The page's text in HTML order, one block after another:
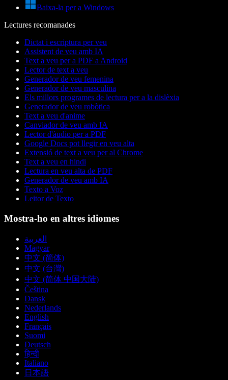
Baixa-la per a Windows
Lectures recomanades
Dictat i escriptura per veu
Assistent de veu amb IA
Text a veu per a PDF a Android
Lector de text a veu
Generador de veu femenina
Generador de veu masculina
Els millors programes de lectura per a la dislèxia
Generador de veu robòtica
Text a veu d'anime
Canviador de veu amb IA
Lector d'àudio per a PDF
Google Docs pot llegir en veu alta
Extensió de text a veu per al Chrome
Text a veu en hindi
Lectura en veu alta de PDF
Generador de veu amb IA
Texto a Voz
Leitor de Texto
Mostra-ho en altres idiomes
العربية
Magyar
中文 (简体)
中文 (台灣)
中文 (简体 中国大陆)
Čeština
Dansk
Nederlands
English
Français
Suomi
Deutsch
हिन्दी
Italiano
日本語